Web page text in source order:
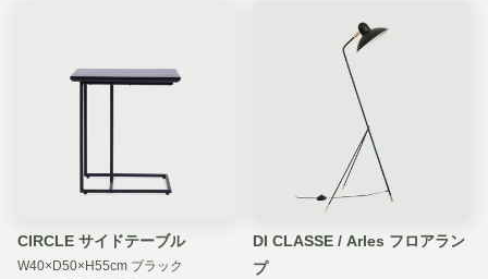
CIRCLE サイドテーブル
W40×D50×H55cm ブラック
DI CLASSE / Arles フロアラン
プ